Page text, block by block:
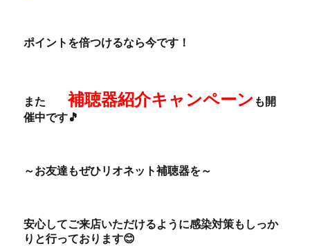
ポイントを倍つけるなら今です！
また補聴器紹介キャンペーン も開
催中です🎵
～お友達もぜひリオネット補聴器を～
安心してご来店いただけるように感染対策もしっか
りと行っております😊